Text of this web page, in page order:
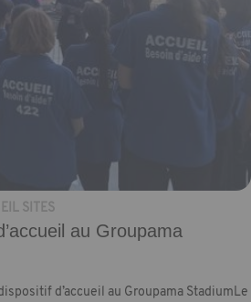
SITES
au Groupama
d’accueil au Groupama StadiumLe